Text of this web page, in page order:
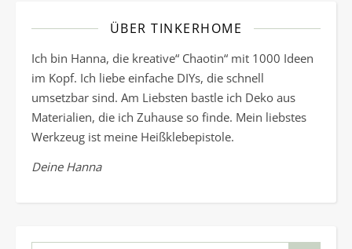
ÜBER TINKERHOME
Ich bin Hanna, die kreative“ Chaotin“ mit 1000 Ideen
im Kopf. Ich liebe einfache DIYs, die schnell
umsetzbar sind. Am Liebsten bastle ich Deko aus
Materialien, die ich Zuhause so finde. Mein liebstes
Werkzeug ist meine Heißklebepistole.
Deine Hanna